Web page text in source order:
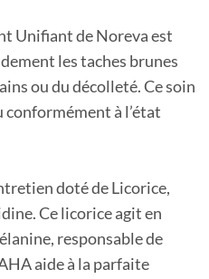
Unifiant de Noreva est
les taches brunes
ou du décolleté. Ce soin
à l’état
doté de Licorice,
Ce licorice agit en
responsable de
aide à la parfaite